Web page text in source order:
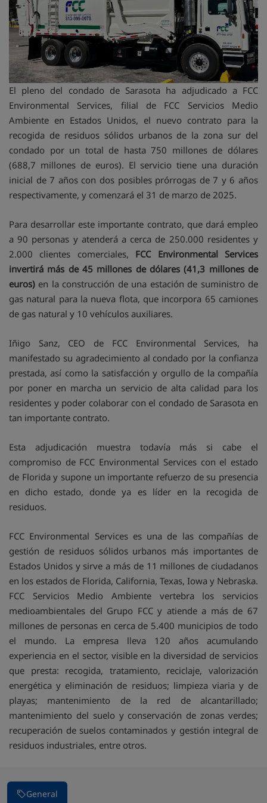
El pleno del condado de Sarasota ha adjudicado a FCC
Environmental Services, filial de FCC Servicios Medio
Ambiente en Estados Unidos, el nuevo contrato para la
recogida de residuos sólidos urbanos de la zona sur del
condado por un total de hasta 750 millones de dólares
(688,7 millones de euros). El servicio tiene una duración
inicial de 7 años con dos posibles prórrogas de 7 y 6 años
respectivamente, y comenzará el 31 de marzo de 2025.
Para desarrollar este importante contrato, que dará empleo
a 90 personas y atenderá a cerca de 250.000 residentes y
2.000 clientes comerciales, FCC Environmental Services
invertirá más de 45 millones de dólares (41,3 millones de
euros) en la construcción de una estación de suministro de
gas natural para la nueva flota, que incorpora 65 camiones
de gas natural y 10 vehículos auxiliares.
Iñigo Sanz, CEO de FCC Environmental Services, ha
manifestado su agradecimiento al condado por la confianza
prestada, así como la satisfacción y orgullo de la compañía
por poner en marcha un servicio de alta calidad para los
residentes y poder colaborar con el condado de Sarasota en
tan importante contrato.
Esta adjudicación muestra todavía más si cabe el
compromiso de FCC Environmental Services con el estado
de Florida y supone un importante refuerzo de su presencia
en dicho estado, donde ya es líder en la recogida de
residuos.
FCC Environmental Services es una de las compañías de
gestión de residuos sólidos urbanos más importantes de
Estados Unidos y sirve a más de 11 millones de ciudadanos
en los estados de Florida, California, Texas, Iowa y Nebraska.
FCC Servicios Medio Ambiente vertebra los servicios
medioambientales del Grupo FCC y atiende a más de 67
millones de personas en cerca de 5.400 municipios de todo
el mundo. La empresa lleva 120 años acumulando
experiencia en el sector, visible en la diversidad de servicios
que presta: recogida, tratamiento, reciclaje, valorización
energética y eliminación de residuos; limpieza viaria y de
playas; mantenimiento de la red de alcantarillado;
mantenimiento del suelo y conservación de zonas verdes;
recuperación de suelos contaminados y gestión integral de
residuos industriales, entre otros.
General